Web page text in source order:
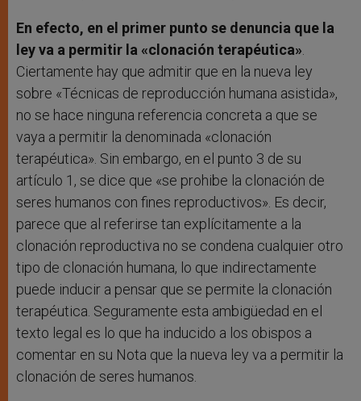
En efecto, en el primer punto se denuncia que la
ley va a permitir la «clonación terapéutica».
Ciertamente hay que admitir que en la nueva ley
sobre «Técnicas de reproducción humana asistida»,
no se hace ninguna referencia concreta a que se
vaya a permitir la denominada «clonación
terapéutica». Sin embargo, en el punto 3 de su
artículo 1, se dice que «se prohibe la clonación de
seres humanos con fines reproductivos». Es decir,
parece que al referirse tan explícitamente a la
clonación reproductiva no se condena cualquier otro
tipo de clonación humana, lo que indirectamente
puede inducir a pensar que se permite la clonación
terapéutica. Seguramente esta ambigüedad en el
texto legal es lo que ha inducido a los obispos a
comentar en su Nota que la nueva ley va a permitir la
clonación de seres humanos.